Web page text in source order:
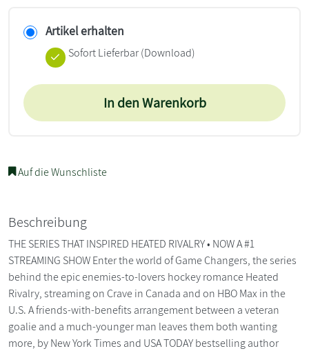
Artikel erhalten
Sofort Lieferbar (Download)
In den Warenkorb
Auf die Wunschliste
Beschreibung
THE SERIES THAT INSPIRED HEATED RIVALRY • NOW A #1
STREAMING SHOW Enter the world of Game Changers, the series
behind the epic enemies-to-lovers hockey romance Heated
Rivalry, streaming on Crave in Canada and on HBO Max in the
U.S. A friends-with-benefits arrangement between a veteran
goalie and a much-younger man leaves them both wanting
more, by New York Times and USA TODAY bestselling author